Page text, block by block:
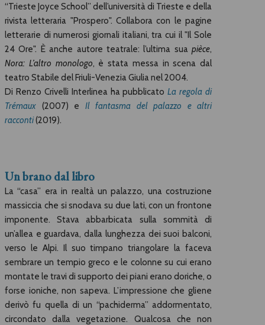
“Trieste Joyce School” dell’università di Trieste e della
rivista letteraria "Prospero". Collabora con le pagine
letterarie di numerosi giornali italiani, tra cui il "Il Sole
24 Ore". È anche autore teatrale: l’ultima sua pièce,
Nora: L’altro monologo, è stata messa in scena dal
teatro Stabile del Friuli-Venezia Giulia nel 2004.
Di Renzo Crivelli Interlinea ha pubblicatoLa regola di
Trémaux (2007) e Il fantasma del palazzo e altri
racconti(2019).
Un brano dal libro
La “casa” era in realtà un palazzo, una costruzione
massiccia che si snodava su due lati, con un frontone
imponente. Stava abbarbicata sulla sommità di
un’allea e guardava, dalla lunghezza dei suoi balconi,
verso le Alpi. Il suo timpano triangolare la faceva
sembrare un tempio greco e le colonne su cui erano
montate le travi di supporto dei piani erano doriche, o
forse ioniche, non sapeva. L’impressione che gliene
derivò fu quella di un “pachiderma” addormentato,
circondato dalla vegetazione. Qualcosa che non